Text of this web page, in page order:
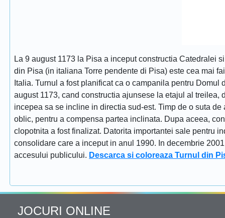
La 9 august 1173 la Pisa a inceput constructia Catedralei
din Pisa (in italiana Torre pendente di Pisa) este cea mai
Italia. Turnul a fost planificat ca o campanila pentru
august 1173, cand constructia ajunsese la etajul al
incepea sa se incline in directia sud-est. Timp de o suta
oblic, pentru a compensa partea inclinata. Dupa aceea,
clopotnita a fost finalizat. Datorita importantei sale pentru
consolidare care a inceput in anul 1990. In decembrie
accesului publicului. Descarca si coloreaza Turnul din
JOCURI ONLINE